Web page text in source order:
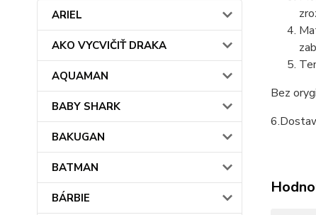
ARIEL
AKO VYCVIČIŤ DRAKA
AQUAMAN
BABY SHARK
BAKUGAN
BATMAN
BÁRBIE
Bez